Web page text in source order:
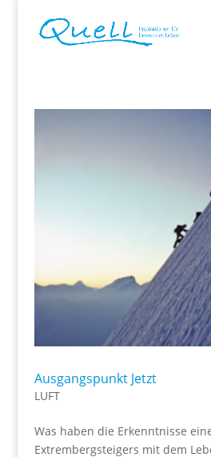
Ausgangspunkt Jetzt
LUFT
Was haben die Erkenntnisse
Extrembergsteigers mit dem